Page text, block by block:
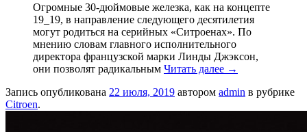
Огромные 30-дюймовые железка, как на концепте
19_19, в направление следующего десятилетия
могут родиться на серийных «Ситроенах». По
мнению словам главного исполнительного
директора французской марки Линды Джэксон,
они позволят радикальным Читать далее →
Запись опубликована 22 июля, 2019 автором admin в рубрике
Citroen.